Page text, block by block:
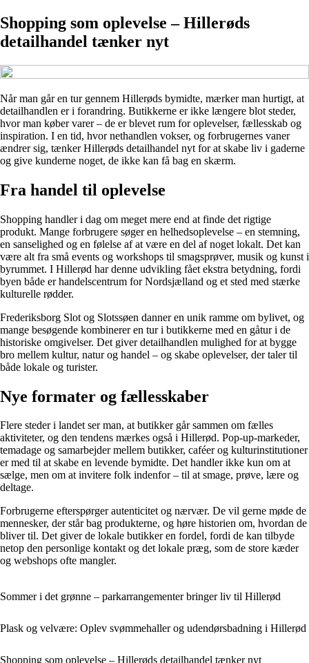
Shopping som oplevelse – Hillerøds
detailhandel tænker nyt
Når man går en tur gennem Hillerøds bymidte, mærker man hurtigt, at
detailhandlen er i forandring. Butikkerne er ikke længere blot steder,
hvor man køber varer – de er blevet rum for oplevelser, fællesskab og
inspiration. I en tid, hvor nethandlen vokser, og forbrugernes vaner
ændrer sig, tænker Hillerøds detailhandel nyt for at skabe liv i gaderne
og give kunderne noget, de ikke kan få bag en skærm.
Fra handel til oplevelse
Shopping handler i dag om meget mere end at finde det rigtige
produkt. Mange forbrugere søger en helhedsoplevelse – en stemning,
en sanselighed og en følelse af at være en del af noget lokalt. Det kan
være alt fra små events og workshops til smagsprøver, musik og kunst i
byrummet. I Hillerød har denne udvikling fået ekstra betydning, fordi
byen både er handelscentrum for Nordsjælland og et sted med stærke
kulturelle rødder.
Frederiksborg Slot og Slotssøen danner en unik ramme om bylivet, og
mange besøgende kombinerer en tur i butikkerne med en gåtur i de
historiske omgivelser. Det giver detailhandlen mulighed for at bygge
bro mellem kultur, natur og handel – og skabe oplevelser, der taler til
både lokale og turister.
Nye formater og fællesskaber
Flere steder i landet ser man, at butikker går sammen om fælles
aktiviteter, og den tendens mærkes også i Hillerød. Pop-up-markeder,
temadage og samarbejder mellem butikker, caféer og kulturinstitutioner
er med til at skabe en levende bymidte. Det handler ikke kun om at
sælge, men om at invitere folk indenfor – til at smage, prøve, lære og
deltage.
Forbrugerne efterspørger autenticitet og nærvær. De vil gerne møde de
mennesker, der står bag produkterne, og høre historien om, hvordan de
bliver til. Det giver de lokale butikker en fordel, fordi de kan tilbyde
netop den personlige kontakt og det lokale præg, som de store kæder
og webshops ofte mangler.
Sommer i det grønne – parkarrangementer bringer liv til Hillerød
Plask og velvære: Oplev svømmehaller og udendørsbadning i Hillerød
Shopping som oplevelse – Hillerøds detailhandel tænker nyt